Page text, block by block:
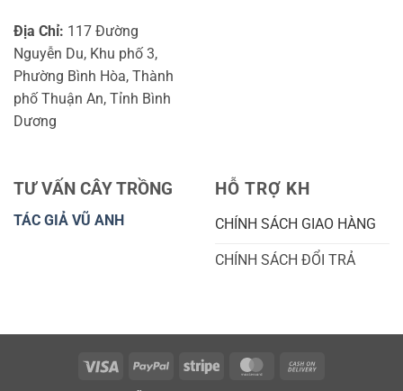
Địa Chỉ: 117 Đường
Nguyễn Du, Khu phố 3,
Phường Bình Hòa, Thành
phố Thuận An, Tỉnh Bình
Dương
TƯ VẤN CÂY TRỒNG
TÁC GIẢ VŨ ANH
HỖ TRỢ KH
CHÍNH SÁCH GIAO HÀNG
CHÍNH SÁCH ĐỔI TRẢ
Visa PayPal Stripe MasterCard